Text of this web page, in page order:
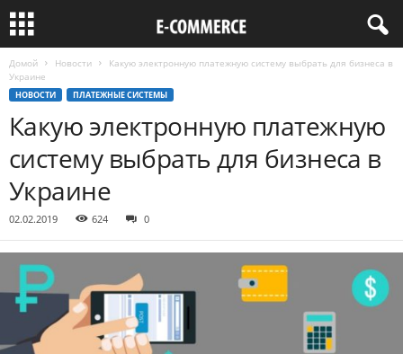
Домой Новости
Какую электронную платежную систему выбрать для бизнеса в
Украине
НОВОСТИ ПЛАТЕЖНЫЕ СИСТЕМЫ
Какую электронную платежную
систему выбрать для бизнеса в
Украине
02.02.2019 624 0